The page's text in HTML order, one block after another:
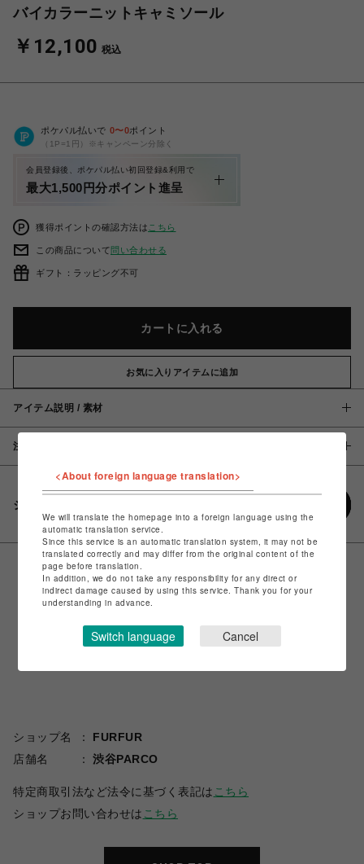
バイカラーニットキャミソール
￥12,100 税込
ポケパル払いで 0〜0ポイント
（1P=1円）※キャンペーン分除く
会員登録後、ポケパル払い初回登録&利用で
最大1,500円分ポイント進呈
獲得ポイントの確認方法は こちら
この商品について問い合わせる
ギフト：ラッピング不可
カートに入れる
お気に入りアイテムに追加
アイテム説明 / 素材
注意事項
シェアする
ショップ名
FURFUR
店舗名
渋谷PARCO
特定商取引法など法令に基づく表記は こちら
ショップお問い合わせは こちら
<About foreign language translation>
We will translate the homepage into a foreign language using the
automatic translation service.
Since this service is an automatic translation system, it may not be
translated correctly and may differ from the original content of the
page before translation.
In addition, we do not take any responsibility for any direct or
indirect damage caused by using this service. Thank you for your
understanding in advance.
Switch language Cancel